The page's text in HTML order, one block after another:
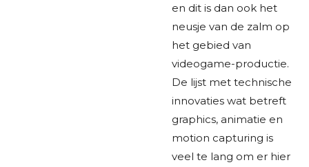
en dit is dan ook het
neusje van de zalm op
het gebied van
videogame-productie.
De lijst met technische
innovaties wat betreft
graphics, animatie en
motion capturing is
veel te lang om er hier